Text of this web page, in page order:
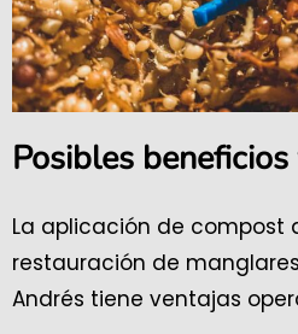
Posibles
La aplicación de compost
restauración de
Andrés tiene ventajas